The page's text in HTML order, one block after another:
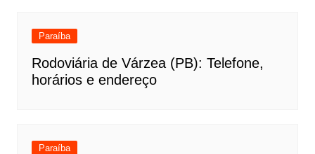
Paraíba
Rodoviária de Várzea (PB): Telefone,
horários e endereço
Paraíba